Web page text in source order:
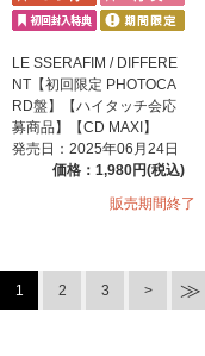
LE SSERAFIM / DIFFERE
NT【初回限定 PHOTOCA
RD盤】【ハイタッチ会応
募商品】【CD MAXI】
発売日：2025年06月24日
価格：1,980円(税込)
販売期間終了
1 2 3